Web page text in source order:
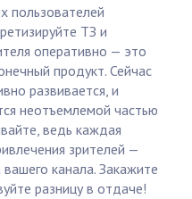
пользователей
ТЗ и
оперативно — это
продукт. Сейчас
развивается, и
неотъемлемой частью
ведь каждая
зрителей —
канала. Закажите
разницу в отдаче!